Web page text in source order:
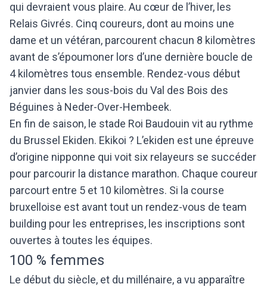
qui devraient vous plaire. Au cœur de l’hiver, les
Relais Givrés. Cinq coureurs, dont au moins une
dame et un vétéran, parcourent chacun 8 kilomètres
avant de s’époumoner lors d’une dernière boucle de
4 kilomètres tous ensemble. Rendez-vous début
janvier dans les sous-bois du Val des Bois des
Béguines à Neder-Over-Hembeek.
En fin de saison, le stade Roi Baudouin vit au rythme
du Brussel Ekiden. Ekikoi ? L’ekiden est une épreuve
d’origine nipponne qui voit six relayeurs se succéder
pour parcourir la distance marathon. Chaque coureur
parcourt entre 5 et 10 kilomètres. Si la course
bruxelloise est avant tout un rendez-vous de team
building pour les entreprises, les inscriptions sont
ouvertes à toutes les équipes.
100 % femmes
Le début du siècle, et du millénaire, a vu apparaître